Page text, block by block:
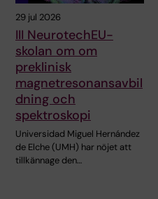
29 jul 2026
III NeurotechEU-
skolan om om
preklinisk
magnetresonansavbil
dning och
spektroskopi
Universidad Miguel Hernández
de Elche (UMH) har nöjet att
tillkännage den…